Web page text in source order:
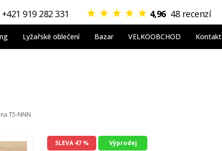
+421 919 282 331 ★ ★ ★ ★ ★ 4,96 48 recenzí
Lyžařské oblečení Bazar VELKOOBCHOD Kontakt
T5-NNN
SLEVA 47 % Výprodej